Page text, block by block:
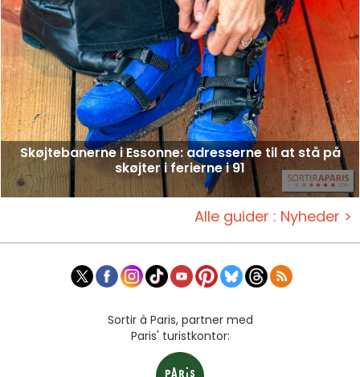
Skøjtebanerne i Essonne: adresserne til at stå på
skøjter i ferierne i 91
Alle guider : Nyheder >
Sortir à Paris, partner med
Paris' turistkontor: